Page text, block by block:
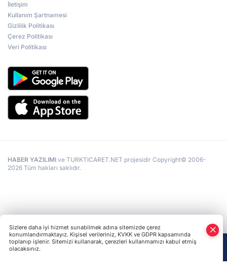
İletişim
Kullanım Şartnamesi
Gizlilik Politikası
Çerez Politikası
Veri Politikası
HABER YAZILIMI ve TURKTICARET.NET projesidir Copyright© 2006-
2026 Tüm hakları saklıdır.
Sizlere daha iyi hizmet sunabilmek adına sitemizde çerez
konumlandırmaktayız. Kişisel verileriniz, KVKK ve GDPR kapsamında
toplanıp işlenir. Sitemizi kullanarak, çerezleri kullanmamızı kabul etmiş
olacaksınız.